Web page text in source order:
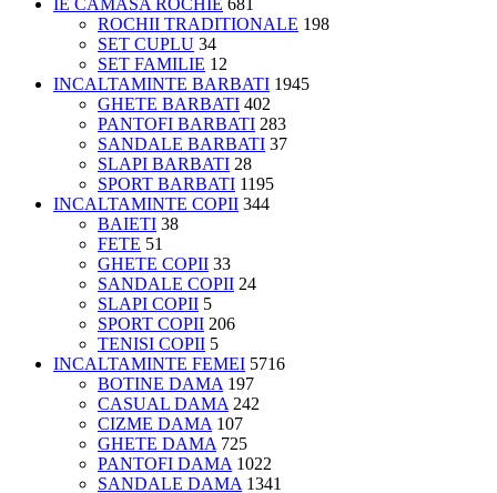
IE CAMASA ROCHIE 681
ROCHII TRADITIONALE 198
SET CUPLU 34
SET FAMILIE 12
INCALTAMINTE BARBATI 1945
GHETE BARBATI 402
PANTOFI BARBATI 283
SANDALE BARBATI 37
SLAPI BARBATI 28
SPORT BARBATI 1195
INCALTAMINTE COPII 344
BAIETI 38
FETE 51
GHETE COPII 33
SANDALE COPII 24
SLAPI COPII 5
SPORT COPII 206
TENISI COPII 5
INCALTAMINTE FEMEI 5716
BOTINE DAMA 197
CASUAL DAMA 242
CIZME DAMA 107
GHETE DAMA 725
PANTOFI DAMA 1022
SANDALE DAMA 1341